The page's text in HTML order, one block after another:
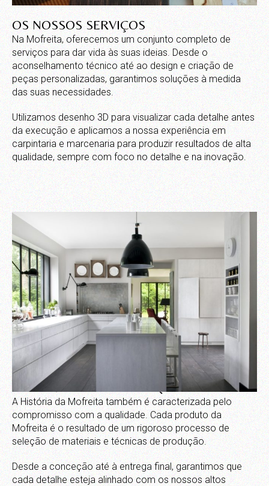
OS NOSSOS SERVIÇOS
Na Mofreita, oferecemos um conjunto completo de
serviços para dar vida às suas ideias. Desde o
aconselhamento técnico até ao design e criação de
peças personalizadas, garantimos soluções à medida
das suas necessidades.
Utilizamos desenho 3D para visualizar cada detalhe antes
da execução e aplicamos a nossa experiência em
carpintaria e marcenaria para produzir resultados de alta
qualidade, sempre com foco no detalhe e na inovação.
COMPROMISSO COM A QUALIDADE
A História da Mofreita também é caracterizada pelo
compromisso com a qualidade. Cada produto da
Mofreita é o resultado de um rigoroso processo de
seleção de materiais e técnicas de produção.
Desde a conceção até à entrega final, garantimos que
cada detalhe esteja alinhado com os nossos altos